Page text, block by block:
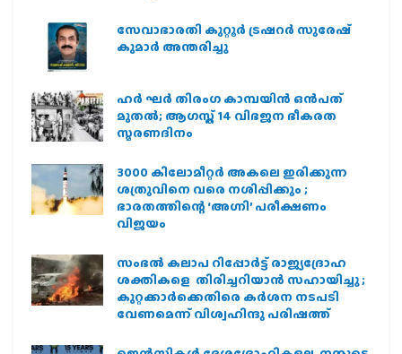
സേവാഭാരതി കുറ്റൂർ ട്രഷറർ സുരേഷ്
കുമാർ അന്തരിച്ചു
ഹര്‍ ഘര്‍ തിരംഗ കാമ്പയിന്‍ ഒന്‍പത്
മുതല്‍; ആഗസ്ത് 14 വിഭജന ഭീകരത
സ്മരണദിനം
3000 കിലോമീറ്റർ അകലെ ഇരിക്കുന്ന
ശത്രുവിനെ വരെ നശിപ്പിക്കും ;
ഭാരതത്തിന്റെ ‘അഗ്നി’ പരീക്ഷണം
വിജയം
സംഭൽ കലാപ റിപ്പോർട്ട് രാജ്യദ്രോഹ
ശക്തികളെ തിരിച്ചറിയാൻ സഹായിച്ചു ;
കുറ്റക്കാർക്കെതിരെ കർശന നടപടി
വേണമെന്ന് വിശ്വഹിന്ദു പരിഷത്ത്